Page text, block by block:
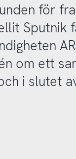
för
Sputnik
om ett
i slutet